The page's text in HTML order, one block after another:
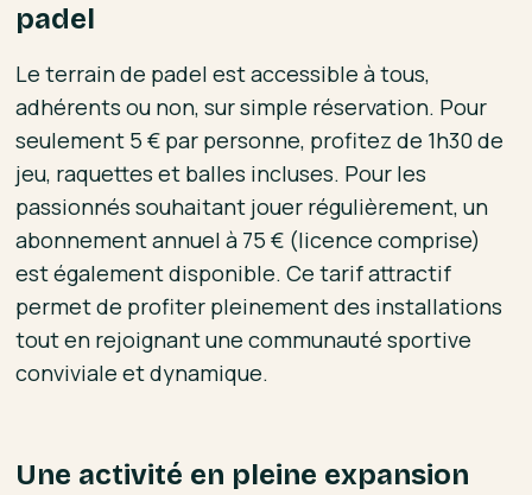
padel
Le terrain de padel est accessible à tous,
adhérents ou non, sur simple réservation. Pour
seulement 5 € par personne, profitez de 1h30 de
jeu, raquettes et balles incluses. Pour les
passionnés souhaitant jouer régulièrement, un
abonnement annuel à 75 € (licence comprise)
est également disponible. Ce tarif attractif
permet de profiter pleinement des installations
tout en rejoignant une communauté sportive
conviviale et dynamique.
Une activité en pleine expansion